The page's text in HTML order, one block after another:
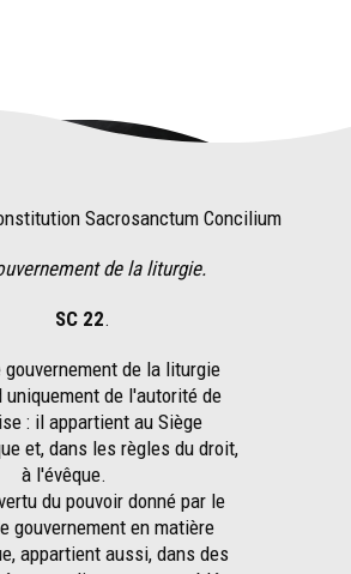
Sacrosanctum Concilium
de la liturgie.
SC 22.
gouvernement de la liturgie
uniquement de l'autorité de
: il appartient au Siège
et, dans les règles du droit,
à l'évêque.
du pouvoir donné par le
gouvernement en matière
appartient aussi, dans des